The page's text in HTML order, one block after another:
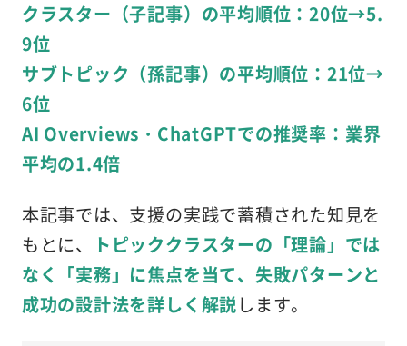
クラスター（子記事）の平均順位：20位→5.
9位
サブトピック（孫記事）の平均順位：21位→
6位
AI Overviews・ChatGPTでの推奨率：業界
平均の1.4倍
本記事では、支援の実践で蓄積された知見を
もとに、
トピッククラスターの「理論」では
なく「実務」に焦点を当て、失敗パターンと
成功の設計法を詳しく解説します。